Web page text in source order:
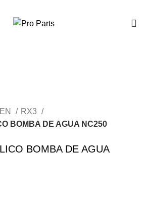
RX3
BOMBA DE AGUA NC250
BOMBA DE AGUA